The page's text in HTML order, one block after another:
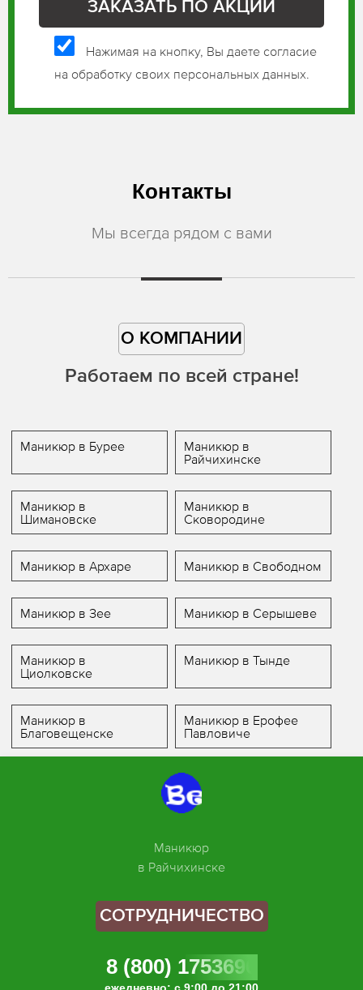
Нажимая на кнопку, Вы даете согласие
на обработку своих персональных данных.
Контакты
Мы всегда рядом с вами
О КОМПАНИИ
Работаем по всей стране!
Маникюр в Бурее
Маникюр в
Райчихинске
Маникюр в
Шимановске
Маникюр в
Сковородине
Маникюр в Архаре Маникюр в Свободном
Маникюр в Зее Маникюр в Серышеве
Маникюр в
Циолковске
Маникюр в Тынде
Маникюр в
Благовещенске
Маникюр в Ерофее
Павловиче
Маникюр
в Райчихинске
СОТРУДНИЧЕСТВО
8 (800) 1753696